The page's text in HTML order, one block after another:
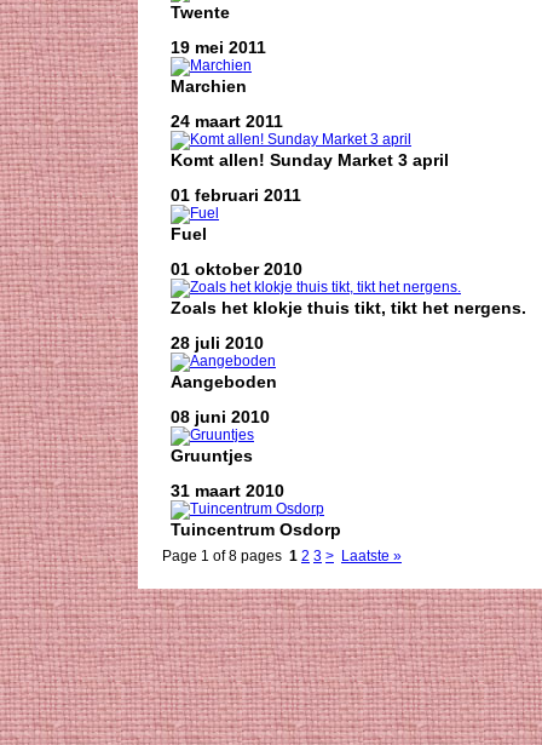
Twente
19 mei 2011
Marchien
24 maart 2011
Komt allen! Sunday Market 3 april
01 februari 2011
Fuel
01 oktober 2010
Zoals het klokje thuis tikt, tikt het nergens.
28 juli 2010
Aangeboden
08 juni 2010
Gruuntjes
31 maart 2010
Tuincentrum Osdorp
Page 1 of 8 pages 1 2 3 > Laatste »